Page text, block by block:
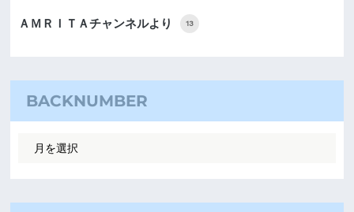
ＡＭＲＩＴＡチャンネルより 13
BACKNUMBER